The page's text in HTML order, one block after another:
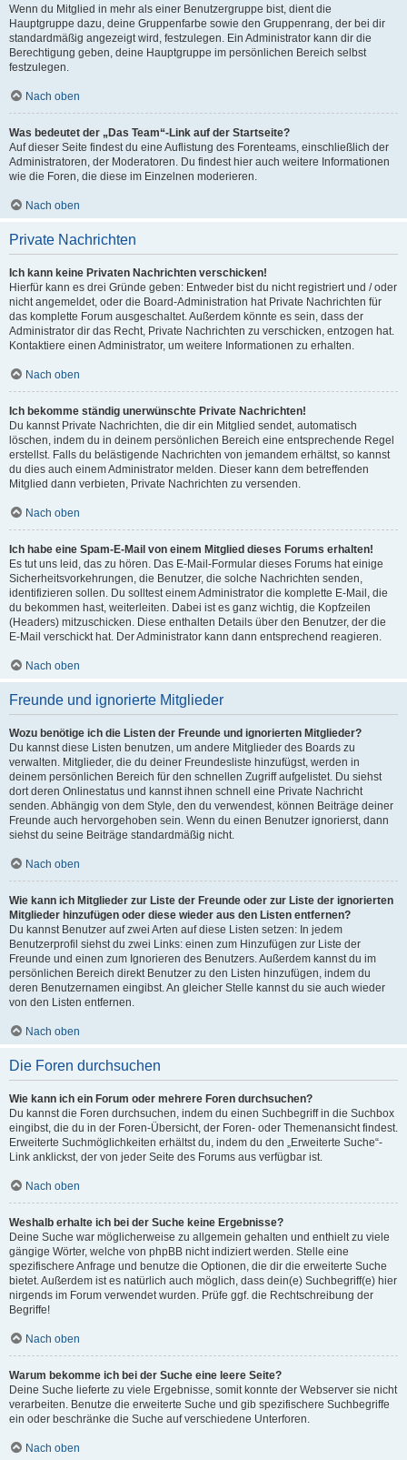
Wenn du Mitglied in mehr als einer Benutzergruppe bist, dient die
Hauptgruppe dazu, deine Gruppenfarbe sowie den Gruppenrang, der bei dir
standardmäßig angezeigt wird, festzulegen. Ein Administrator kann dir die
Berechtigung geben, deine Hauptgruppe im persönlichen Bereich selbst
festzulegen.
Nach oben
Was bedeutet der „Das Team“-Link auf der Startseite?
Auf dieser Seite findest du eine Auflistung des Forenteams, einschließlich der
Administratoren, der Moderatoren. Du findest hier auch weitere Informationen
wie die Foren, die diese im Einzelnen moderieren.
Nach oben
Private Nachrichten
Ich kann keine Privaten Nachrichten verschicken!
Hierfür kann es drei Gründe geben: Entweder bist du nicht registriert und / oder
nicht angemeldet, oder die Board-Administration hat Private Nachrichten für
das komplette Forum ausgeschaltet. Außerdem könnte es sein, dass der
Administrator dir das Recht, Private Nachrichten zu verschicken, entzogen hat.
Kontaktiere einen Administrator, um weitere Informationen zu erhalten.
Nach oben
Ich bekomme ständig unerwünschte Private Nachrichten!
Du kannst Private Nachrichten, die dir ein Mitglied sendet, automatisch
löschen, indem du in deinem persönlichen Bereich eine entsprechende Regel
erstellst. Falls du belästigende Nachrichten von jemandem erhältst, so kannst
du dies auch einem Administrator melden. Dieser kann dem betreffenden
Mitglied dann verbieten, Private Nachrichten zu versenden.
Nach oben
Ich habe eine Spam-E-Mail von einem Mitglied dieses Forums erhalten!
Es tut uns leid, das zu hören. Das E-Mail-Formular dieses Forums hat einige
Sicherheitsvorkehrungen, die Benutzer, die solche Nachrichten senden,
identifizieren sollen. Du solltest einem Administrator die komplette E-Mail, die
du bekommen hast, weiterleiten. Dabei ist es ganz wichtig, die Kopfzeilen
(Headers) mitzuschicken. Diese enthalten Details über den Benutzer, der die
E-Mail verschickt hat. Der Administrator kann dann entsprechend reagieren.
Nach oben
Freunde und ignorierte Mitglieder
Wozu benötige ich die Listen der Freunde und ignorierten Mitglieder?
Du kannst diese Listen benutzen, um andere Mitglieder des Boards zu
verwalten. Mitglieder, die du deiner Freundesliste hinzufügst, werden in
deinem persönlichen Bereich für den schnellen Zugriff aufgelistet. Du siehst
dort deren Onlinestatus und kannst ihnen schnell eine Private Nachricht
senden. Abhängig von dem Style, den du verwendest, können Beiträge deiner
Freunde auch hervorgehoben sein. Wenn du einen Benutzer ignorierst, dann
siehst du seine Beiträge standardmäßig nicht.
Nach oben
Wie kann ich Mitglieder zur Liste der Freunde oder zur Liste der ignorierten
Mitglieder hinzufügen oder diese wieder aus den Listen entfernen?
Du kannst Benutzer auf zwei Arten auf diese Listen setzen: In jedem
Benutzerprofil siehst du zwei Links: einen zum Hinzufügen zur Liste der
Freunde und einen zum Ignorieren des Benutzers. Außerdem kannst du im
persönlichen Bereich direkt Benutzer zu den Listen hinzufügen, indem du
deren Benutzernamen eingibst. An gleicher Stelle kannst du sie auch wieder
von den Listen entfernen.
Nach oben
Die Foren durchsuchen
Wie kann ich ein Forum oder mehrere Foren durchsuchen?
Du kannst die Foren durchsuchen, indem du einen Suchbegriff in die Suchbox
eingibst, die du in der Foren-Übersicht, der Foren- oder Themenansicht findest.
Erweiterte Suchmöglichkeiten erhältst du, indem du den „Erweiterte Suche“-
Link anklickst, der von jeder Seite des Forums aus verfügbar ist.
Nach oben
Weshalb erhalte ich bei der Suche keine Ergebnisse?
Deine Suche war möglicherweise zu allgemein gehalten und enthielt zu viele
gängige Wörter, welche von phpBB nicht indiziert werden. Stelle eine
spezifischere Anfrage und benutze die Optionen, die dir die erweiterte Suche
bietet. Außerdem ist es natürlich auch möglich, dass dein(e) Suchbegriff(e) hier
nirgends im Forum verwendet wurden. Prüfe ggf. die Rechtschreibung der
Begriffe!
Nach oben
Warum bekomme ich bei der Suche eine leere Seite?
Deine Suche lieferte zu viele Ergebnisse, somit konnte der Webserver sie nicht
verarbeiten. Benutze die erweiterte Suche und gib spezifischere Suchbegriffe
ein oder beschränke die Suche auf verschiedene Unterforen.
Nach oben